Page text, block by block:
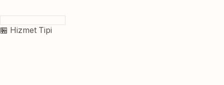
🏪 Hizmet Tipi